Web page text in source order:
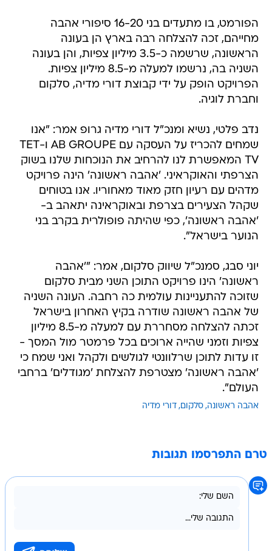
הפורמט, בו מתעדים בני 16-20 סיפורי אהבה
מחייהם, זכה להצלחה רבה בארץ הן בעונה
הראשונה, שרשמה כ-3.5 מיליון צפיות, והן בעונה
השניה בה, נרשמו למעלה מ-8.5 מיליון צפיות.
הפרויקט הופק על ידי קבוצת דורי מדיה, סלקום
וחברת לוגיה.
נדב פלטי, נשיא ומנכ"ל דורי מדיה גרופ אמר: "אנו
שמחים להכריז על העסקה עם AB GROUPE ו-TET
TV המאפשרת לנו להרחיב את הנוכחות שלנו בשוק
הצרפתי והאוקראיני. 'אהבה ראשונה' הינה פרויקט
מדהים עם רעיון חזק מאוד מאחוריו. אנו בטוחים
שקהל הצעירים בצרפת ובאוקראינה יתאהב ב-
'אהבה ראשונה', כפי שהיתה פופולרית בקרב בני
הנוער בישראל".
יוני סבג, סמנכ"ל שיווק סלקום, אמר: "'אהבה
ראשונה' הינו פרויקט התוכן השני מבית סלקום
שזוכה להתעניינות עולמית כה רחבה. העונה השניה
של אהבה ראשונה שודרה בקיץ האחרון בישראל
זכתה להצלחה מסחררת עם למעלה מ-8.5 מיליון
צפיות וזמני שהייה ארוכים בכל פרמטר מול המסך -
זו עדות לתוכן שרלוונטי לגולשים ולקהל ואני שמח כי
'אהבה ראשונה' מצטרפת להצלחת 'מגודלים' ברחבי
העולם".
אהבה ראשונה סלקום דורי מדיה
טרם התפרסמו תגובות